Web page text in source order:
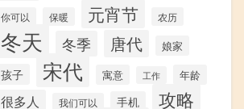
你可以 保暖 元宵节 农历
冬天 冬季 唐代 娘家
孩子 宋代 寓意 工作 年龄
很多人 我们可以 手机 攻略